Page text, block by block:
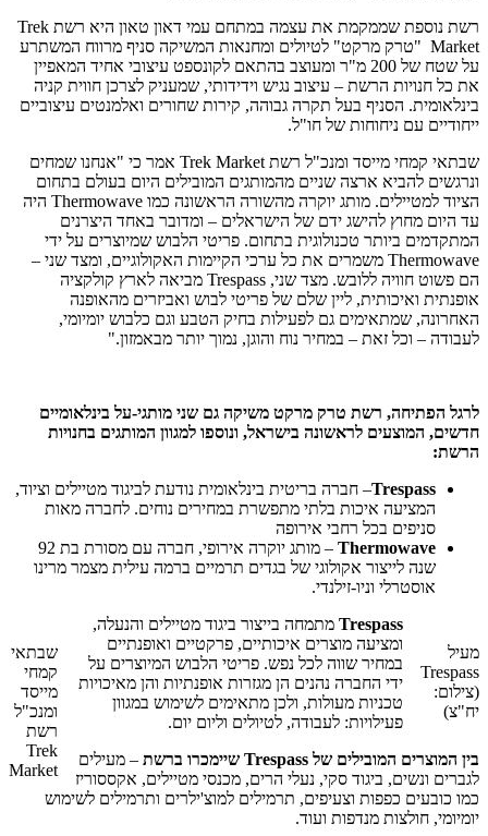
רשת נוספת שממקמת את עצמה במתחם עמי דאון טאון היא רשת Trek
Market "טרק מרקט" לטיולים ומחנאות המשיקה סניף מרווח המשתרע
על שטח של 200 מ"ר ומעוצב בהתאם לקונספט עיצובי אחיד המאפיין
את כל חנויות הרשת – עיצוב נגיש וידידותי, שמעניק לצרכן חווית קניה
בינלאומית. הסניף בעל תקרה גבוהה, קירות שחורים ואלמנטים עיצוביים
ייחודיים עם ניחוחות של חו"ל.
שבתאי קמחי מייסד ומנכ"ל רשת Trek Market אמר כי "אנחנו שמחים
ונרגשים להביא ארצה שניים מהמותגים המובילים היום בעולם בתחום
הציוד למטיילים. מותג יוקרה מהשורה הראשונה כמו Thermowave היה
עד היום מחוץ להישג ידם של הישראלים – ומדובר באחד היצרנים
המתקדמים ביותר טכנולוגית בתחום. פריטי הלבוש שמיוצרים על ידי
Thermowave משמרים את כל ערכי הקיימות האקולוגיים, ומצד שני –
הם פשוט חוויה ללובש. מצד שני, Trespass מביאה לארץ קולקציה
אופנתית ואיכותית, ליין שלם של פריטי לבוש ואביזרים מהאופנה
האחרונה, שמתאימים גם לפעילות בחיק הטבע וגם כלבוש יומיומי,
לעבודה – וכל זאת – במחיר נוח והוגן, נמוך יותר מבאמזון."
לרגל הפתיחה, רשת טרק מרקט משיקה גם שני מותגי-על בינלאומיים
חדשים, המוצעים לראשונה בישראל, ונוספו למגוון המותגים בחנויות
הרשת:
Trespass– חברה בריטית בינלאומית נודעת לביגוד מטיילים וציוד,
המציעה איכות בלתי מתפשרת במחירים נוחים. לחברה מאות
סניפים בכל רחבי אירופה
Thermowave
– מותג יוקרה אירופי, חברה עם מסורת בת 92
שנה לייצור אקולוגי של בגדים תרמיים ברמה עילית מצמר מרינו
אוסטרלי וניו-זילנדי.
שבתאי
קמחי
מייסד
ומנכ"ל
רשת
Trek
Market
מעיל
Trespass
(צילום:
יח"צ)
Trespass מתמחה בייצור ביגוד מטיילים והנעלה,
ומציעה מוצרים איכותיים, פרקטיים ואופנתיים
במחיר שווה לכל נפש. פריטי הלבוש המיוצרים על
ידי החברה נהנים הן מגזרות אופנתיות והן מאיכויות
טכניות מעולות, ולכן מתאימים לשימוש במגוון
פעילויות: לעבודה, לטיולים וליום יום.
בין המוצרים המובילים של Trespass שיימכרו ברשת
– מעילים
לגברים ונשים, ביגוד סקי, נעלי הרים, מכנסי מטיילים, אקססוריז
כמו כובעים כפפות וצעיפים, תרמילים למוצ'ילרים ותרמילים לשימוש
יומיומי, חולצות מנדפות ועוד.